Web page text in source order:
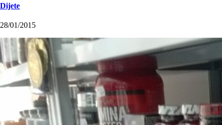
Dijete
28/01/2015